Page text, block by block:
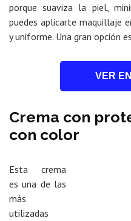
porque suaviza la piel,
puedes aplicarte maquillaje
y uniforme. Una gran opción
VER
Crema con
con color
Esta crema
es una de las
más
utilizadas